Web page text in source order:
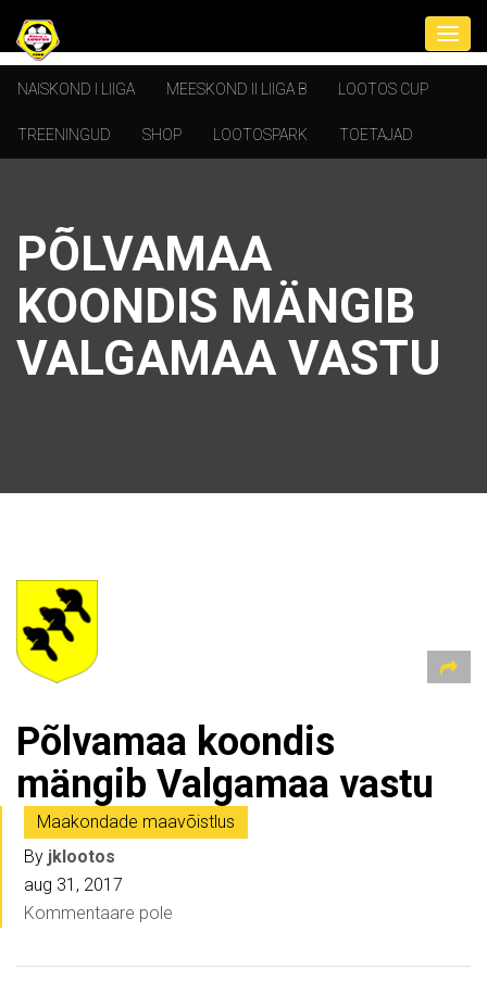
NAISKOND I LIIGA MEESKOND II LIIGA B LOOTOS CUP
TREENINGUD SHOP LOOTOSPARK TOETAJAD
PÕLVAMAA
KOONDIS MÄNGIB
VALGAMAA VASTU
Põlvamaa koondis
mängib Valgamaa vastu
Maakondade maavõistlus
By jklootos
aug 31, 2017
Kommentaare pole